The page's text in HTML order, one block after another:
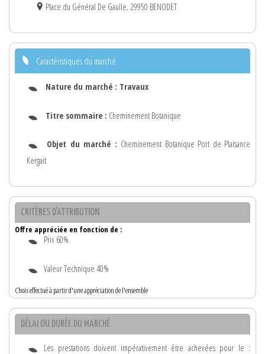
Place du Général De Gaulle, 29950 BENODET
Caractéristiques du marché
Nature du marché : Travaux
Titre sommaire : Cheminement Botanique
Objet du marché : Cheminement Botanique Port de Plaisance
Kergait
CRITÈRES D'ATTRIBUTION
Offre appréciée en fonction de :
Prix 60%
Valeur Technique 40%
Choix effectué à partir d'une appréciation de l'ensemble
DÉLAI OU DURÉE DU MARCHÉ
Les prestations doivent impérativement être achevées pour le :